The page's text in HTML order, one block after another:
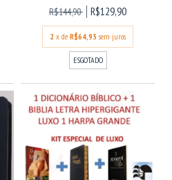
R$144,90
R$129,90
2 x de R$64,95 sem juros
ESGOTADO